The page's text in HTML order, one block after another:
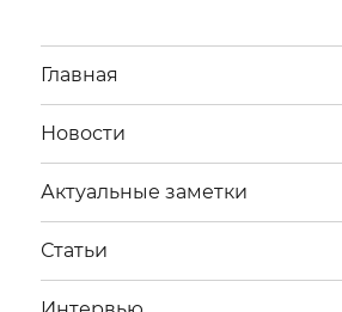
Главная
Новости
Актуальные заметки
Статьи